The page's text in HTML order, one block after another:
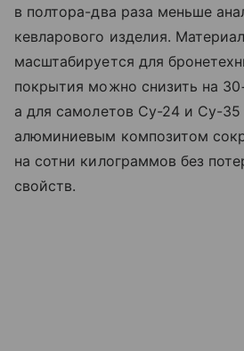
в полтора-два раза меньше
кевларового изделия.
масштабируется для
покрытия можно снизить на
а для самолетов Су-24 и Су-35
алюминиевым композитом
на сотни килограммов без
свойств.